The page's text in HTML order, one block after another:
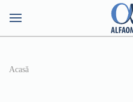
Acasă